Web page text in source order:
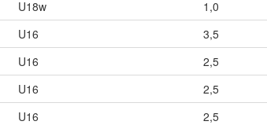
U18w 1,0
U16 3,5
U16 2,5
U16 2,5
U16 2,5